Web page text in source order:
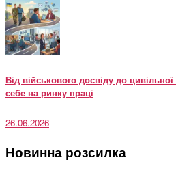
Від військового досвіду до
себе на ринку праці
26.06.2026
Новинна розсилка